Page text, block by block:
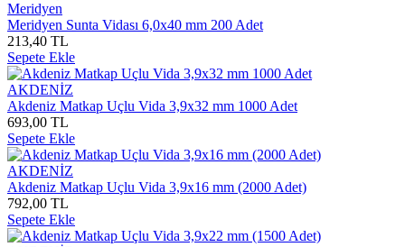
Meridyen
Meridyen Sunta Vidası 6,0x40 mm 200 Adet
213,40 TL
Sepete Ekle
AKDENİZ
Akdeniz Matkap Uçlu Vida 3,9x32 mm 1000 Adet
693,00 TL
Sepete Ekle
AKDENİZ
Akdeniz Matkap Uçlu Vida 3,9x16 mm (2000 Adet)
792,00 TL
Sepete Ekle